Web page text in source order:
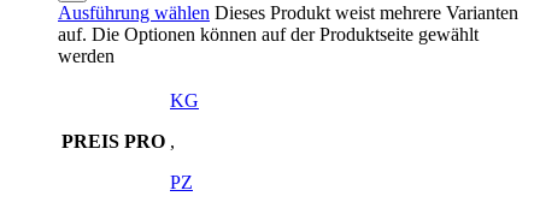
Ausführung wählen Dieses Produkt weist mehrere Varianten
auf. Die Optionen können auf der Produktseite gewählt
werden
PREIS PRO
KG
,
PZ